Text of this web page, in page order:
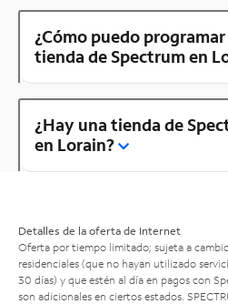
¿Cómo puedo
tienda de Spectrum en
¿Hay una tienda de
en Lorain?
Detalles de la oferta de Internet
Oferta por tiempo limitado; sujeta a
residenciales (que no hayan utilizado
30 días) y que estén al día en pagos con
son adicionales en ciertos estados.